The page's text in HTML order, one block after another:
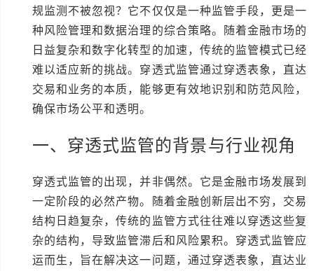
规监测不被忽视？它不仅仅是一种监管手段，更是一
种风险管理和数据治理的综合策略。随着金融市场的
日益复杂和数字化转型的加速，传统的监管模式已经
难以适应新的挑战。穿透式监管通过穿透表象，直达
交易和业务的本质，能够更有效地识别和防范风险，
确保市场公平和透明。
一、穿透式监管的背景与行业视角
穿透式监管的出现，并非偶然。它是金融市场发展到
一定阶段的必然产物。随着金融创新层出不穷，交易
结构日趋复杂，传统的监管方式往往难以穿透这些复
杂的结构，导致监管滞后和风险累积。穿透式监管应
运而生，旨在解决这一问题，通过穿透表象，直达业